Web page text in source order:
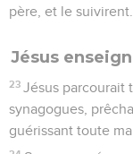
père, et le suivirent.
Jésus
23 Jésus parcourait
synagogues,
guérissant toute